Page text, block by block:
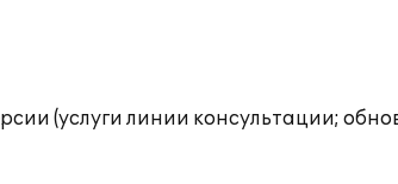
(услуги линии консультации;